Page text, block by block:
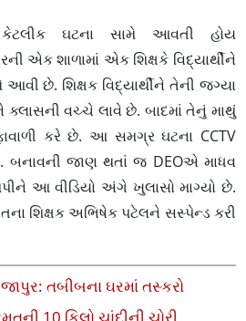
કેટલીક ઘટના સામે આવતી હોય
એક શાળામાં એક શિક્ષકે વિદ્યાર્થીને
આવી છે. શિક્ષક વિદ્યાર્થીને તેની જગ્યા
ક્લાસની વચ્ચે લાવે છે. બાદમાં તેનું માથું
કરે છે. આ સમગ્ર ઘટના CCTV
બનાવની જાણ થતાં જ DEOએ માધવ
આ વીડિયો અંગે ખુલાસો માગ્યો છે.
શિક્ષક અભિષેક પટેલને સસ્પેન્ડ કરી
તબીબના ઘરમાં તસ્કરો